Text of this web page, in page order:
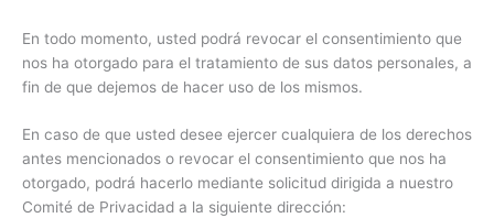
En todo momento, usted podrá revocar el consentimiento que
nos ha otorgado para el tratamiento de sus datos personales, a
fin de que dejemos de hacer uso de los mismos.
En caso de que usted desee ejercer cualquiera de los derechos
antes mencionados o revocar el consentimiento que nos ha
otorgado, podrá hacerlo mediante solicitud dirigida a nuestro
Comité de Privacidad a la siguiente dirección: